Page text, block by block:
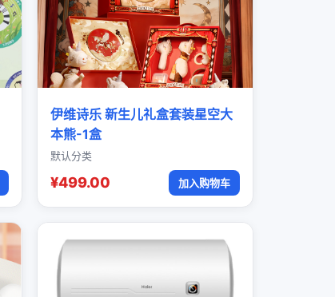
伊维诗乐 新生儿礼盒套装星空大
本熊-1盒
默认分类
¥499.00 加入购物车